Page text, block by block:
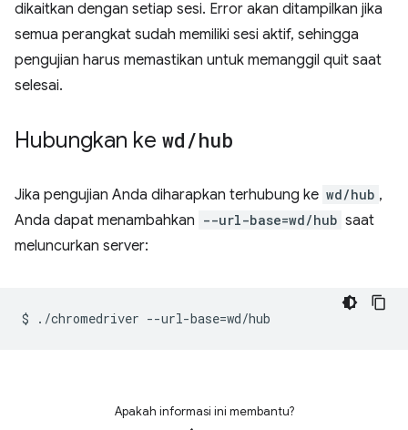
dikaitkan dengan setiap sesi. Error akan ditampilkan jika
semua perangkat sudah memiliki sesi aktif, sehingga
pengujian harus memastikan untuk memanggil quit saat
selesai.
Hubungkan ke wd/hub
Jika pengujian Anda diharapkan terhubung ke wd/hub ,
Anda dapat menambahkan --url-base=wd/hub saat
meluncurkan server:
$ ./chromedriver --url-base=
Apakah informasi ini membantu?